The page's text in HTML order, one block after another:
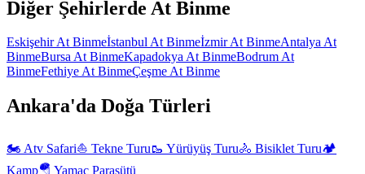
Diğer Şehirlerde At Binme
EskişehirAt BinmeİstanbulAt BinmeİzmirAt BinmeAntalyaAt
BinmeBursaAt BinmeKapadokyaAt BinmeBodrumAt
BinmeFethiyeAt BinmeÇeşmeAt Binme
Ankara'da Doğa Türleri
🏍️ Atv Safari⛵ Tekne Turu🥾 Yürüyüş Turu🚴 Bisiklet Turu🏕️
Kamp🪂 Yamaç Paraşütü